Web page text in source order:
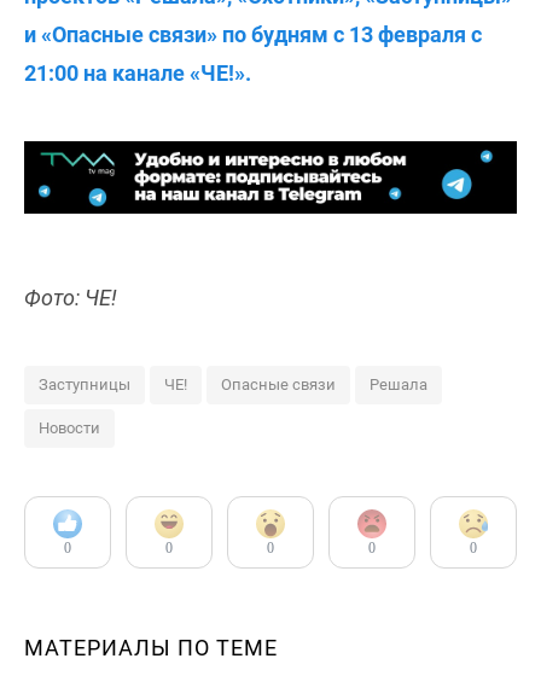
и «Опасные связи» по будням с 13 февраля с
21:00 на канале «ЧЕ!».
Фото: ЧЕ!
Заступницы ЧЕ! Опасные связи Решала
Новости
0 0 0 0 0
МАТЕРИАЛЫ ПО ТЕМЕ